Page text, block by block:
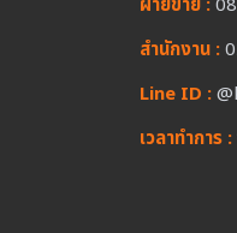
สำนักงาน :
Line ID :
เวลาทำการ :